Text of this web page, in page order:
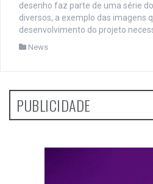
desenho faz parte de uma série
diversos, a exemplo das imagens
desenvolvimento do projeto
News
PUBLICIDADE